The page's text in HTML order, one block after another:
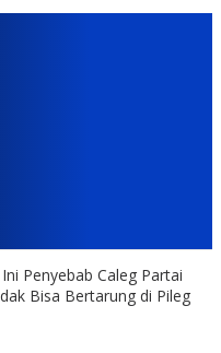
Penyebab Caleg Partai
Bisa Bertarung di Pileg